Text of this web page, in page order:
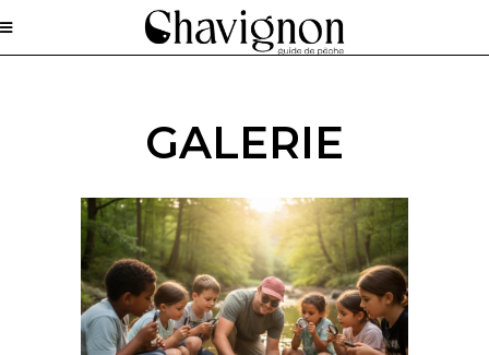
GALERIE